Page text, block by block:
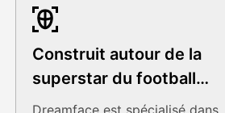
Construit autour de la
superstar du football
Fantasy